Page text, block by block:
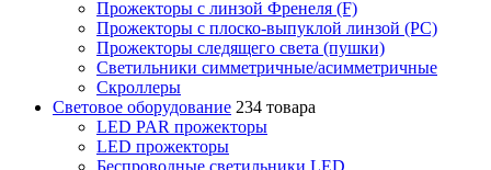
Прожекторы с линзой Френеля (F)
Прожекторы с плоско-выпуклой линзой (PC)
Прожекторы следящего света (пушки)
Светильники симметричные/асимметричные
Скроллеры
Световое оборудование 234 товара
LED PAR прожекторы
LED прожекторы
Беспроводные светильники LED